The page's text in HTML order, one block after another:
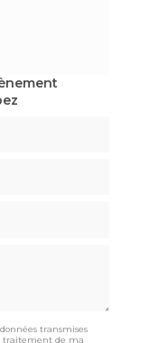
transmises
traitement de ma